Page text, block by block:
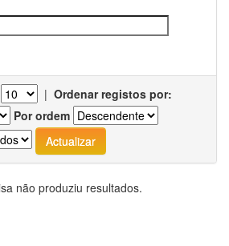
| Ordenar registos por:
Por ordem
não produziu resultados.